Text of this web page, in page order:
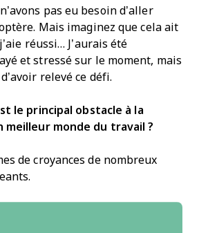
pas eu besoin d’aller
Mais imaginez que cela ait
réussi… J’aurais été
et stressé sur le moment, mais
relevé ce défi.
le principal obstacle à la
meilleur monde du travail ?
de croyances de nombreux